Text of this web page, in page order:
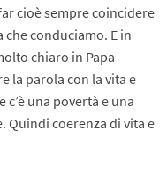
cioè sempre coincidere
conduciamo. E in
chiaro in Papa
la parola con la vita e
una povertà e una
Quindi coerenza di vita e